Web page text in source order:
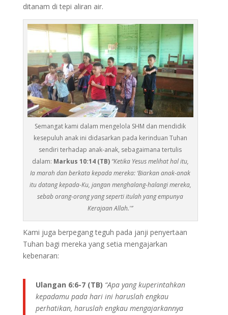
ditanam di tepi aliran air.
Semangat kami dalam mengelola SHM dan mendidik
kesepuluh anak ini didasarkan pada kerinduan Tuhan
sendiri terhadap anak-anak, sebagaimana tertulis
dalam: Markus 10:14 (TB) “Ketika Yesus melihat hal itu,
Ia marah dan berkata kepada mereka: ‘Biarkan anak-anak
itu datang kepada-Ku, jangan menghalang-halangi mereka,
sebab orang-orang yang seperti itulah yang empunya
Kerajaan Allah.'”
Kami juga berpegang teguh pada janji penyertaan
Tuhan bagi mereka yang setia mengajarkan
kebenaran:
Ulangan 6:6-7 (TB) “Apa yang kuperintahkan
kepadamu pada hari ini haruslah engkau
perhatikan, haruslah engkau mengajarkannya